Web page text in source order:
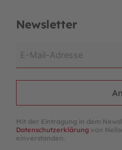
Newsletter
Mit der Eintragung in dem
Datenschutzerklärungvon
einverstanden.